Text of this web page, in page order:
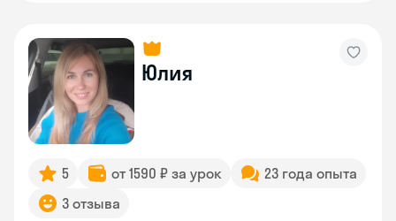
Юлия
5 от 1590 ₽ за урок
23 года опыта
3 отзыва